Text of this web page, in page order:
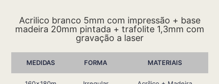
Acrilico branco 5mm com impressão + base
madeira 20mm pintada + trafolite 1,3mm com
gravação a laser
MEDIDAS FORMA MATERIAIS